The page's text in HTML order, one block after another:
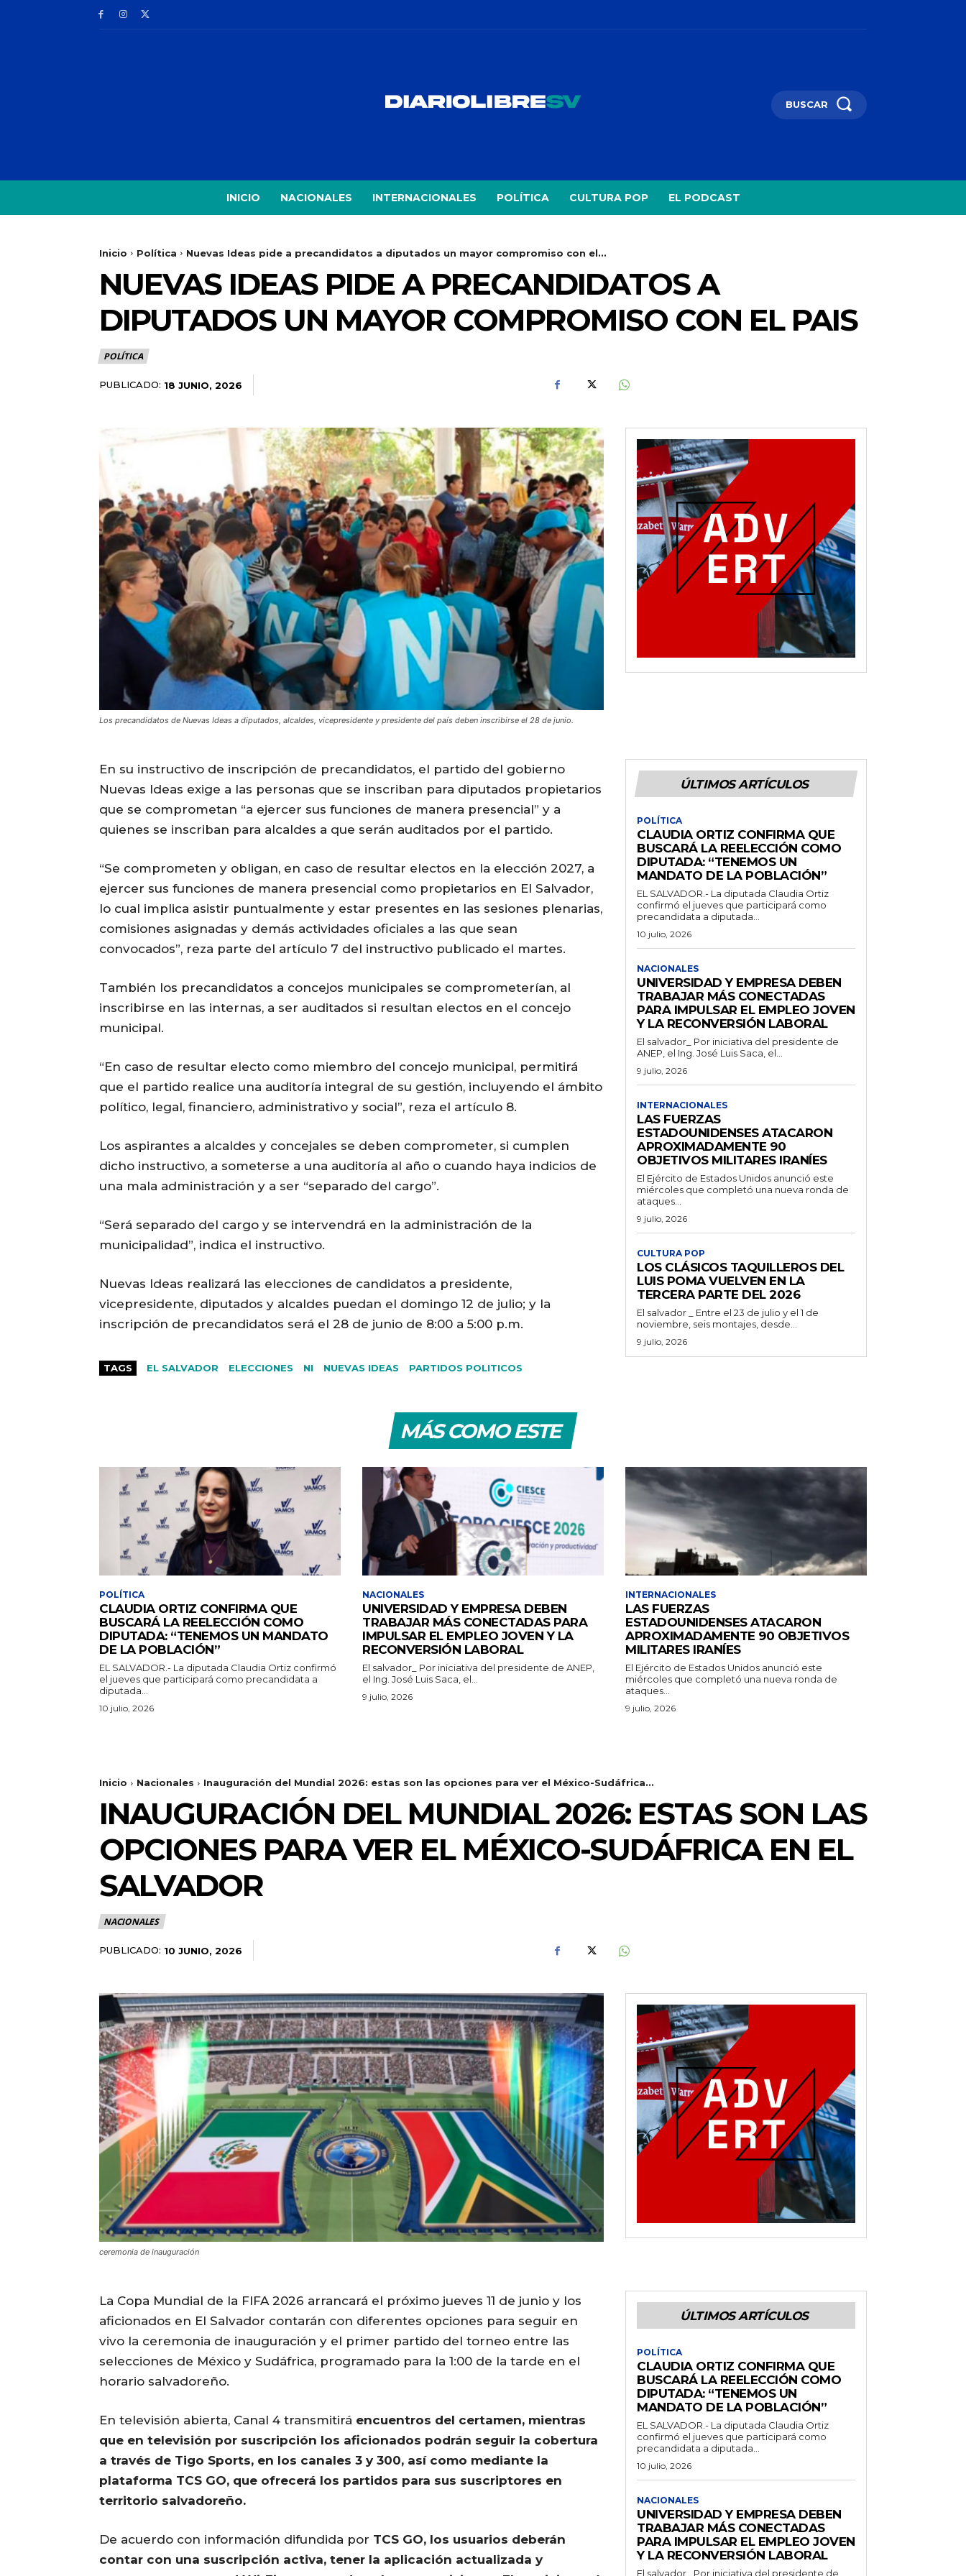
BUSCAR
INICIO NACIONALES INTERNACIONALES POLÍTICA CULTURA POP EL PODCAST
Inicio Política Nuevas Ideas pide a precandidatos a diputados un mayor compromiso con el...
NUEVAS IDEAS PIDE A PRECANDIDATOS A
DIPUTADOS UN MAYOR COMPROMISO CON EL PAIS
POLÍTICA
PUBLICADO: 18 JUNIO, 2026
Los precandidatos de Nuevas Ideas a diputados, alcaldes, vicepresidente y presidente del país deben inscribirse el 28 de junio.
En su instructivo de inscripción de precandidatos, el partido del gobierno
Nuevas Ideas exige a las personas que se inscriban para diputados propietarios
que se comprometan “a ejercer sus funciones de manera presencial” y a
quienes se inscriban para alcaldes a que serán auditados por el partido.
“Se comprometen y obligan, en caso de resultar electos en la elección 2027, a
ejercer sus funciones de manera presencial como propietarios en El Salvador,
lo cual implica asistir puntualmente y estar presentes en las sesiones plenarias,
comisiones asignadas y demás actividades oficiales a las que sean
convocados”, reza parte del artículo 7 del instructivo publicado el martes.
También los precandidatos a concejos municipales se comprometerían, al
inscribirse en las internas, a ser auditados si resultan electos en el concejo
municipal.
“En caso de resultar electo como miembro del concejo municipal, permitirá
que el partido realice una auditoría integral de su gestión, incluyendo el ámbito
político, legal, financiero, administrativo y social”, reza el artículo 8.
Los aspirantes a alcaldes y concejales se deben comprometer, si cumplen
dicho instructivo, a someterse a una auditoría al año o cuando haya indicios de
una mala administración y a ser “separado del cargo”.
“Será separado del cargo y se intervendrá en la administración de la
municipalidad”, indica el instructivo.
Nuevas Ideas realizará las elecciones de candidatos a presidente,
vicepresidente, diputados y alcaldes puedan el domingo 12 de julio; y la
inscripción de precandidatos será el 28 de junio de 8:00 a 5:00 p.m.
TAGS EL SALVADOR ELECCIONES NI NUEVAS IDEAS PARTIDOS POLITICOS
ÚLTIMOS ARTÍCULOS
POLÍTICA
CLAUDIA ORTIZ CONFIRMA QUE
BUSCARÁ LA REELECCIÓN COMO
DIPUTADA: “TENEMOS UN
MANDATO DE LA POBLACIÓN”
EL SALVADOR.- La diputada Claudia Ortiz
confirmó el jueves que participará como
precandidata a diputada...
10 julio, 2026
NACIONALES
UNIVERSIDAD Y EMPRESA DEBEN
TRABAJAR MÁS CONECTADAS
PARA IMPULSAR EL EMPLEO JOVEN
Y LA RECONVERSIÓN LABORAL
El salvador_ Por iniciativa del presidente de
ANEP, el Ing. José Luis Saca, el...
9 julio, 2026
INTERNACIONALES
LAS FUERZAS
ESTADOUNIDENSES ATACARON
APROXIMADAMENTE 90
OBJETIVOS MILITARES IRANÍES
El Ejército de Estados Unidos anunció este
miércoles que completó una nueva ronda de
ataques...
9 julio, 2026
CULTURA POP
LOS CLÁSICOS TAQUILLEROS DEL
LUIS POMA VUELVEN EN LA
TERCERA PARTE DEL 2026
El salvador _ Entre el 23 de julio y el 1 de
noviembre, seis montajes, desde...
9 julio, 2026
MÁS COMO ESTE
POLÍTICA
CLAUDIA ORTIZ CONFIRMA QUE
BUSCARÁ LA REELECCIÓN COMO
DIPUTADA: “TENEMOS UN MANDATO
DE LA POBLACIÓN”
EL SALVADOR.- La diputada Claudia Ortiz confirmó
el jueves que participará como precandidata a
diputada...
10 julio, 2026
NACIONALES
UNIVERSIDAD Y EMPRESA DEBEN
TRABAJAR MÁS CONECTADAS PARA
IMPULSAR EL EMPLEO JOVEN Y LA
RECONVERSIÓN LABORAL
El salvador_ Por iniciativa del presidente de ANEP,
el Ing. José Luis Saca, el...
9 julio, 2026
INTERNACIONALES
LAS FUERZAS
ESTADOUNIDENSES ATACARON
APROXIMADAMENTE 90 OBJETIVOS
MILITARES IRANÍES
El Ejército de Estados Unidos anunció este
miércoles que completó una nueva ronda de
ataques...
9 julio, 2026